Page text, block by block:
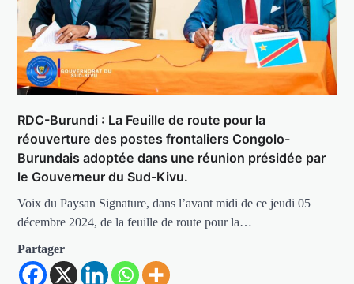
RDC-Burundi : La Feuille de route pour la
réouverture des postes frontaliers Congolo-
Burundais adoptée dans une réunion présidée par
le Gouverneur du Sud-Kivu.
Voix du Paysan Signature, dans l’avant midi de ce jeudi 05
décembre 2024, de la feuille de route pour la…
Partager